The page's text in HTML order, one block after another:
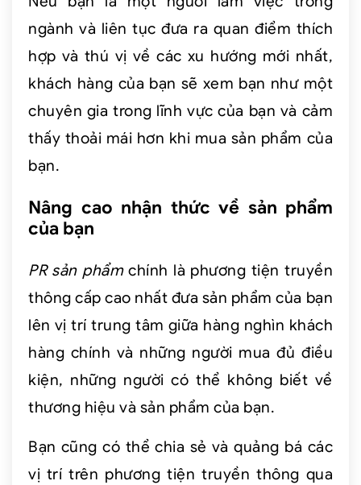
ngành và liên tục đưa ra quan điểm thích
hợp và thú vị về các xu hướng mới nhất,
khách hàng của bạn sẽ xem bạn như một
chuyên gia trong lĩnh vực của bạn và cảm
thấy thoải mái hơn khi mua sản phẩm của
bạn.
Nâng cao nhận thức về sản phẩm
của bạn
PR sản phẩmchính là phương tiện truyền
thông cấp cao nhất đưa sản phẩm của bạn
lên vị trí trung tâm giữa hàng nghìn khách
hàng chính và những người mua đủ điều
kiện, những người có thể không biết về
thương hiệu và sản phẩm của bạn.
Bạn cũng có thể chia sẻ và quảng bá các
vị trí trên phương tiện truyền thông qua